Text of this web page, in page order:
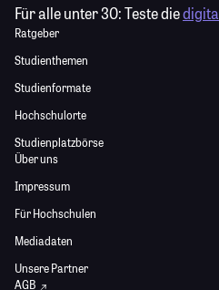
Für alle unter 30:Teste die
Ratgeber
Studienthemen
Studienformate
Hochschulorte
Studienplatzbörse
Über uns
Impressum
Für Hochschulen
Mediadaten
Unsere Partner
AGB